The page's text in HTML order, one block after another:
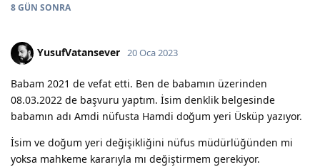
8 GÜN SONRA
YusufVatansever 20 Oca 2023
Babam 2021 de vefat etti. Ben de babamın üzerinden
08.03.2022 de başvuru yaptım. İsim denklik belgesinde
babamın adı Amdi nüfusta Hamdi doğum yeri Üsküp yazıyor.
İsim ve doğum yeri değişikliğini nüfus müdürlüğünden mi
yoksa mahkeme kararıyla mı değiştirmem gerekiyor.